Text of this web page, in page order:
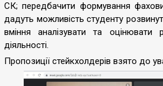
СК; передбачити формування
дадуть можливість студенту
вміння аналізувати та оцінювати
діяльності.
Пропозиції стейкхолдерів взято до